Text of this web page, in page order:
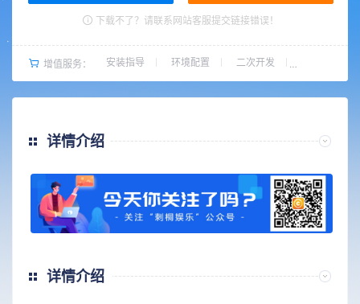
下载不了？请联系网站客服提交链接错误！
增值服务： 安装指导 环境配置 二次开发
详情介绍
详情介绍